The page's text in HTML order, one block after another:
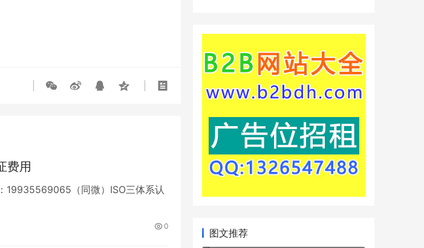
费用
19935569065（同微）ISO三体系认
0
图文推荐
正规一元一分红中麻将群